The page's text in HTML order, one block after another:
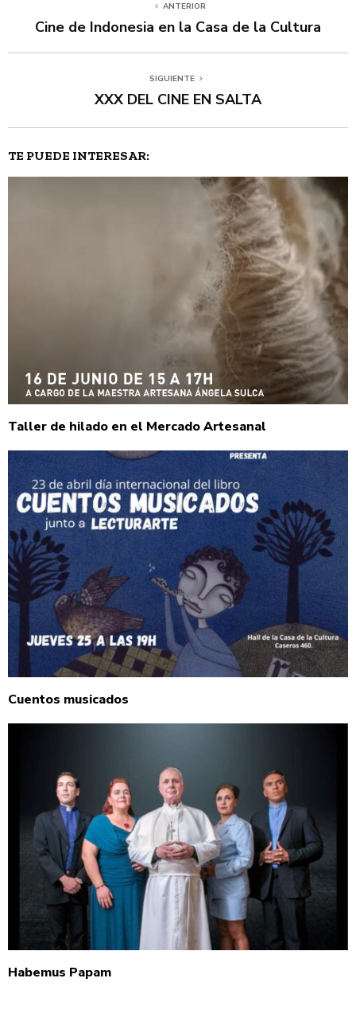
ANTERIOR
Cine de Indonesia en la Casa de la Cultura
SIGUIENTE
XXX DEL CINE EN SALTA
TE PUEDE INTERESAR:
Taller de hilado en el Mercado Artesanal
Cuentos musicados
Habemus Papam